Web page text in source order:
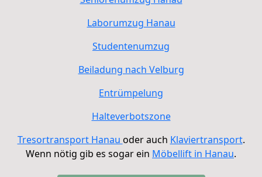
Laborumzug Hanau
Studentenumzug
Beiladung nach Velburg
Entrümpelung
Halteverbotszone
Tresortransport Hanau oder auch Klaviertransport.
Wenn nötig gib es sogar ein Möbellift in Hanau.